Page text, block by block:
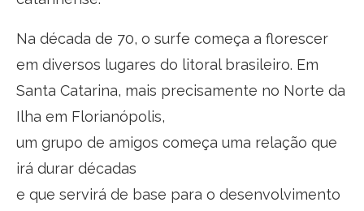
Na década de 70, o surfe começa a florescer
em diversos lugares do litoral brasileiro. Em
Santa Catarina, mais precisamente no Norte da
Ilha em Florianópolis,
um grupo de amigos começa uma relação que
irá durar décadas
e que servirá de base para o desenvolvimento